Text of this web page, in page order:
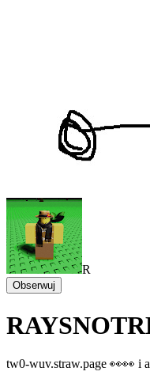
R
Obserwuj
tw0-wuv.straw.page 👀👀 i